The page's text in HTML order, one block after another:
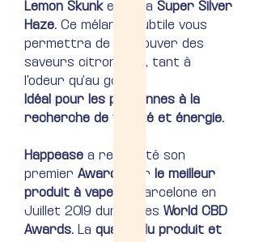
Lemon Skunk et de la Super Silver
Haze. Ce mélange subtile vous
permettra de retrouver des
saveurs citronnées, tant à
l'odeur qu’au goût.
Idéal pour les personnes à la
recherche de vitalité et énergie.
Happease a remporté son
premier Award pour le meilleur
produit à vaper
à Barcelone en
Juillet 2019 durant les World CBD
Awards. La qualité du produit et